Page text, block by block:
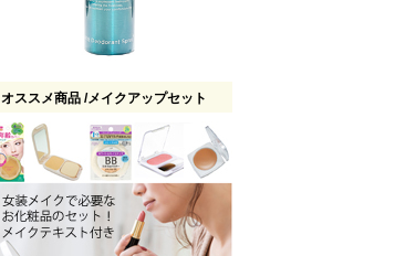
オススメ商品 /メイクアップセット